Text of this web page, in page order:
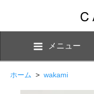
メニュー
ホーム > wakami